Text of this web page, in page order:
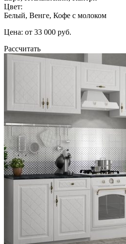
Цвет:
Белый, Венге, Кофе с молоком
Цена: от 33 000 руб.
Рассчитать